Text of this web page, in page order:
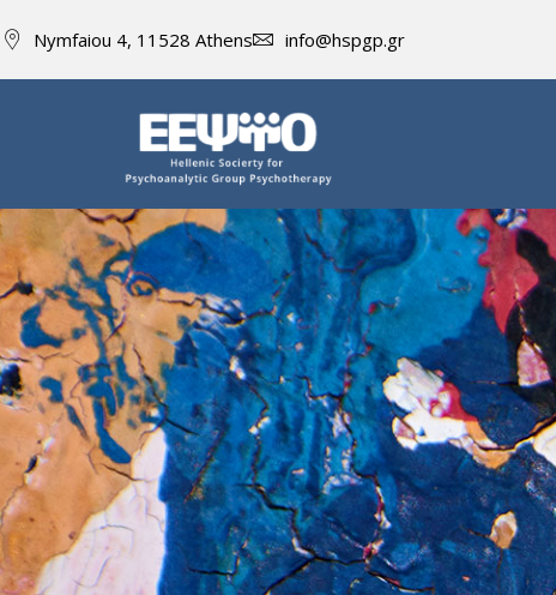
Nymfaiou 4, 11528 Athens info@hspgp.gr